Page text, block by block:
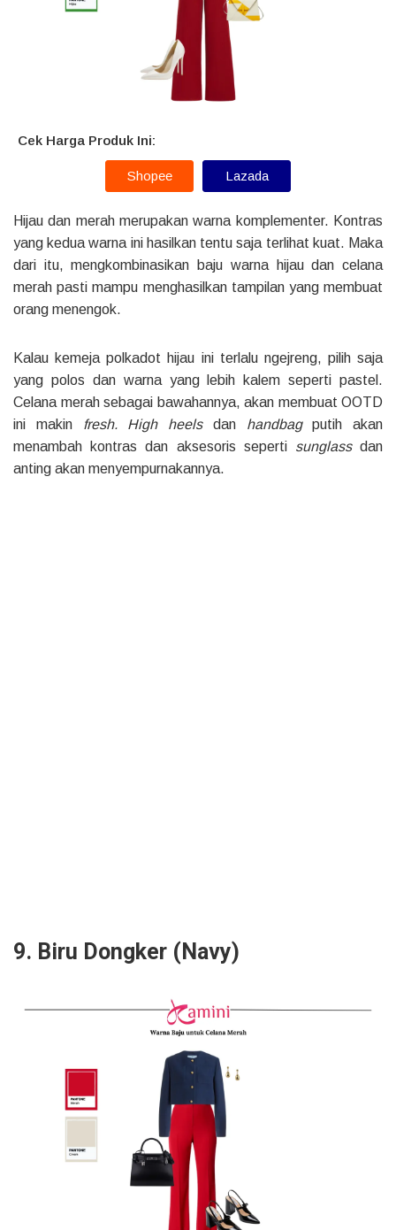
Cek Harga Produk Ini:
Shopee Lazada
Hijau dan merah merupakan warna komplementer. Kontras
yang kedua warna ini hasilkan tentu saja terlihat kuat. Maka
dari itu, mengkombinasikan baju warna hijau dan celana
merah pasti mampu menghasilkan tampilan yang membuat
orang menengok.
Kalau kemeja polkadot hijau ini terlalu ngejreng, pilih saja
yang polos dan warna yang lebih kalem seperti pastel.
Celana merah sebagai bawahannya, akan membuat OOTD
ini makinfresh. High heelsdan handbagputih akan
menambah kontras dan aksesoris seperti sunglassdan
anting akan menyempurnakannya.
9. Biru Dongker (Navy)